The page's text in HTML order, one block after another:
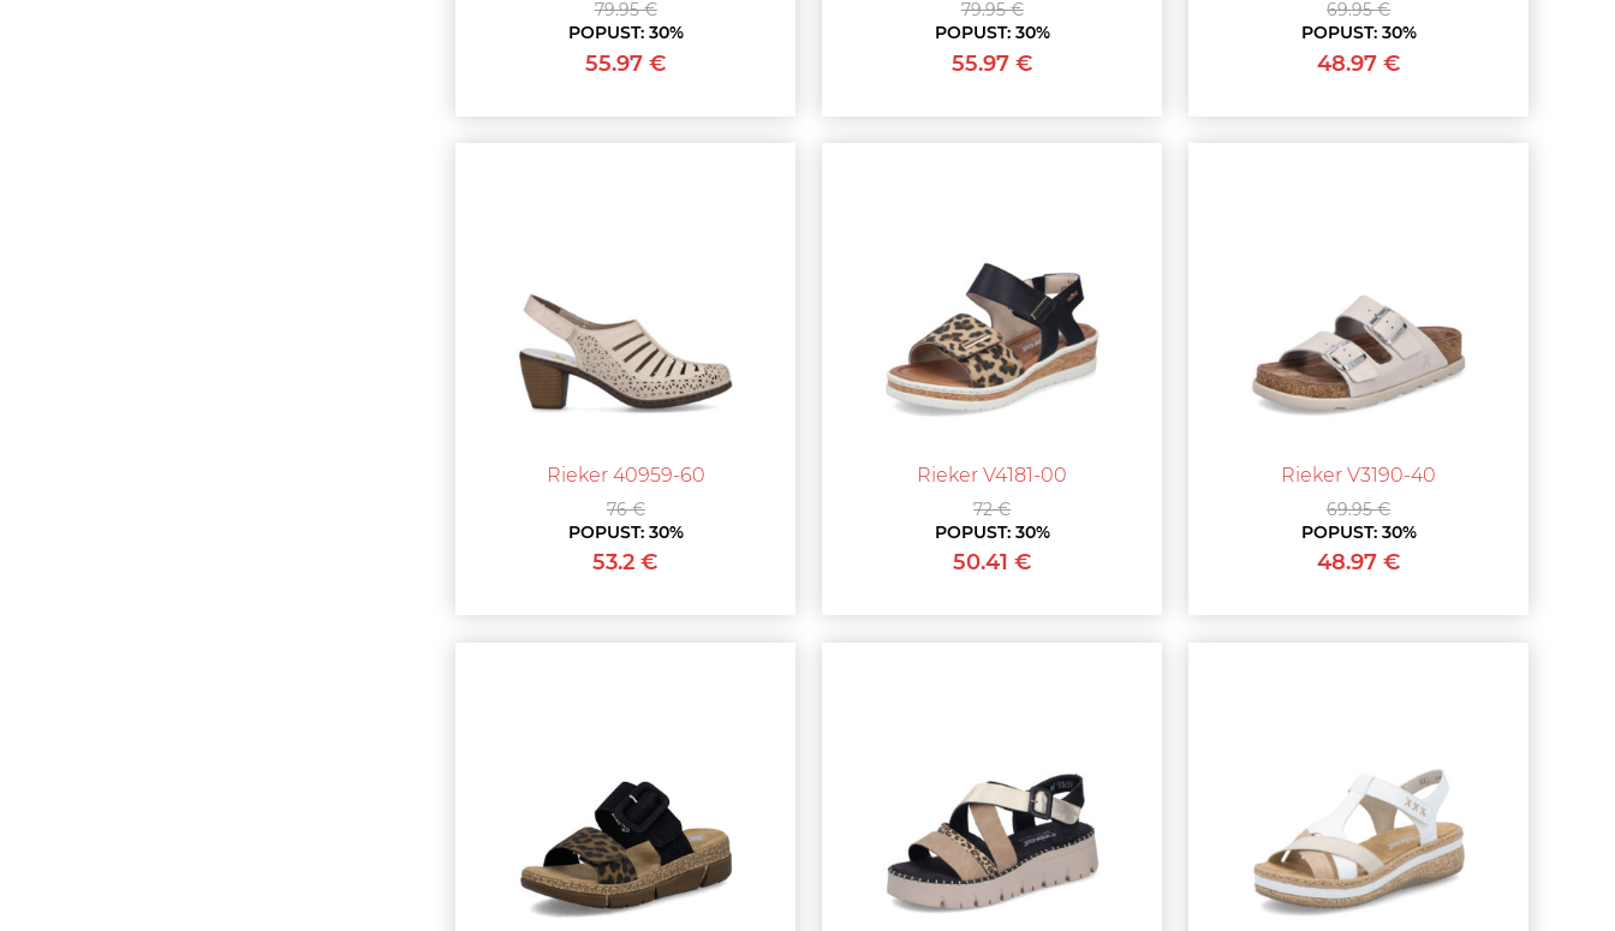
79.95 €
POPUST: 30%
55.97 €
79.95 €
POPUST: 30%
55.97 €
69.95 €
POPUST: 30%
48.97 €
Rieker 40959-60
76 €
POPUST: 30%
53.2 €
Rieker V4181-00
72 €
POPUST: 30%
50.41 €
Rieker V3190-40
69.95 €
POPUST: 30%
48.97 €